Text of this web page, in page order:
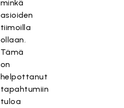
minkä
asioiden
tiimoilla
ollaan.
Tämä
on
helpottanut
tapahtumiin
tuloa